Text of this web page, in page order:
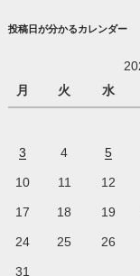
投稿日が分かるカレンダー
月
火 水
3 4 5
10 11 12
17 18 19
24 25 26
31